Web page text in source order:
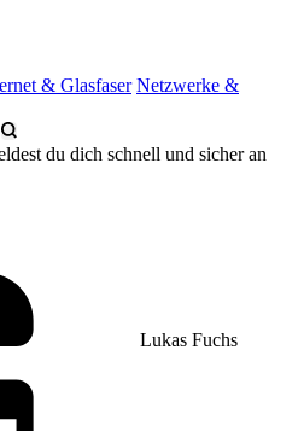
& Glasfaser Netzwerke &
du dich schnell und sicher an
Lukas Fuchs